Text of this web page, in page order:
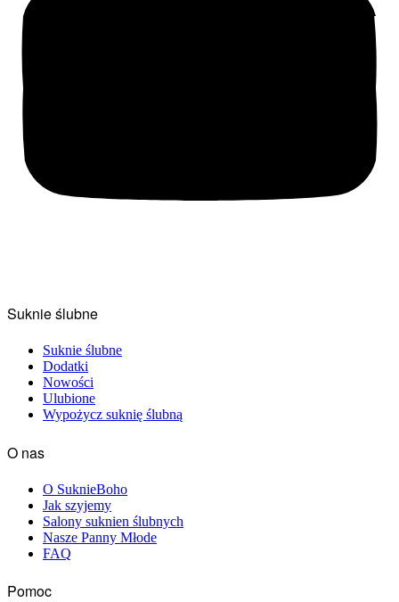
Suknie ślubne
Suknie ślubne
Dodatki
Nowości
Ulubione
Wypożycz suknię ślubną
O nas
O SuknieBoho
Jak szyjemy
Salony suknien ślubnych
Nasze Panny Młode
FAQ
Pomoc